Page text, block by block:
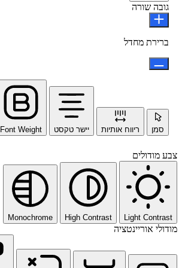
גובה שורה
ברירת מחדל
סמן ריווח אותיות יישר טקסט Font Weight
צבע מודולים
Light Contrast
High Contrast
Monochrome
מודולי אוריינטציה